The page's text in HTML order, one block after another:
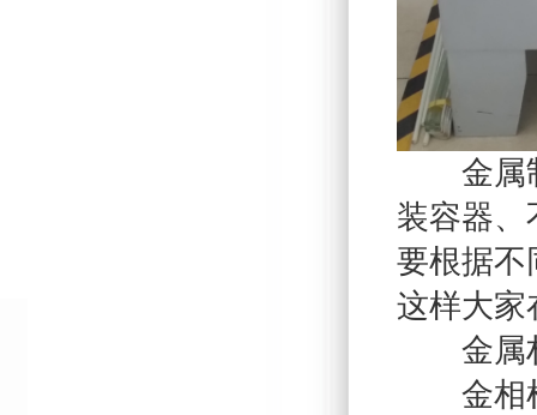
金属制
装容器、
要根据不
这样大家
金属材
金相